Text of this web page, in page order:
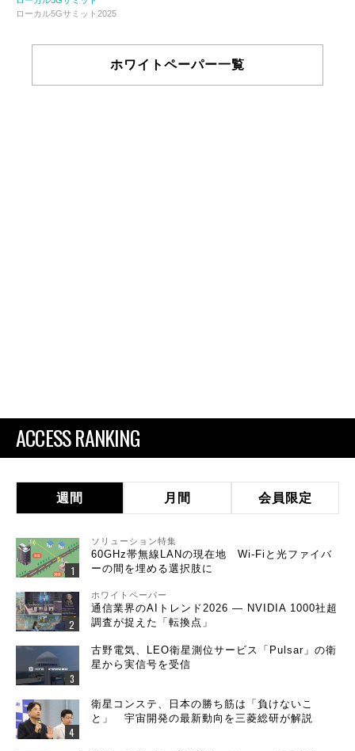
ローカル5Gサミット2025
ホワイトペーパー一覧
ACCESS RANKING
週間 月間 会員限定
ソリューション特集
60GHz帯無線LANの現在地 Wi-Fiと光ファイバ
ーの間を埋める選択肢に
ホワイトペーパー
通信業界のAIトレンド2026 ― NVIDIA 1000社超
調査が捉えた「転換点」
古野電気、LEO衛星測位サービス「Pulsar」の衛
星から実信号を受信
衛星コンステ、日本の勝ち筋は「負けないこ
と」 宇宙開発の最新動向を三菱総研が解説